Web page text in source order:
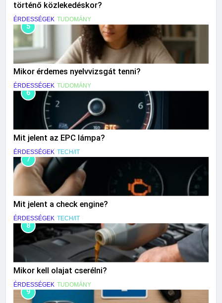
történő közlekedéskor?
ÉRDESSÉGEK TUDOMÁNY
5
Mikor érdemes nyelvvizsgát tenni?
ÉRDESSÉGEK TUDOMÁNY
6
Mit jelent az EPC lámpa?
ÉRDESSÉGEK TECH/IT
7
Mit jelent a check engine?
ÉRDESSÉGEK TECH/IT
8
Mikor kell olajat cserélni?
ÉRDESSÉGEK TUDOMÁNY
9